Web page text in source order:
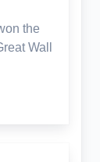
the
Wall